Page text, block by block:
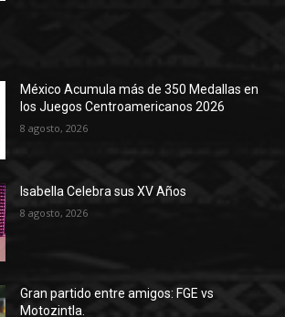
México Acumula más de 350 Medallas en
los Juegos Centroamericanos 2026
8 agosto, 2026
Isabella Celebra sus XV Años
8 agosto, 2026
Gran partido entre amigos: FGE vs
Motozintla.